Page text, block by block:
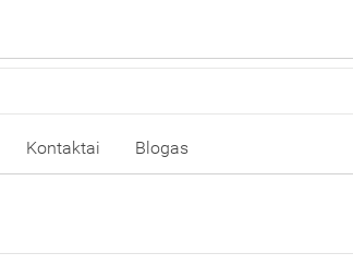
Kontaktai Blogas